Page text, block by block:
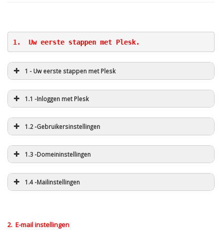
1.  Uw eerste stappen met Plesk.
1 - Uw eerste stappen met Plesk
1.1 -Inloggen met Plesk
1.2 -Gebruikersinstellingen
1.3 -Domeininstellingen
1.4 -Mailinstellingen
2. E-mail instellingen